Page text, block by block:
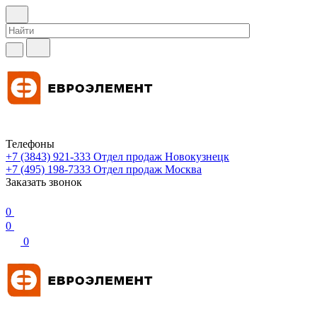
Телефоны
+7 (3843) 921-333 Отдел продаж Новокузнецк
+7 (495) 198-7333 Отдел продаж Москва
Заказать звонок
0
0
0